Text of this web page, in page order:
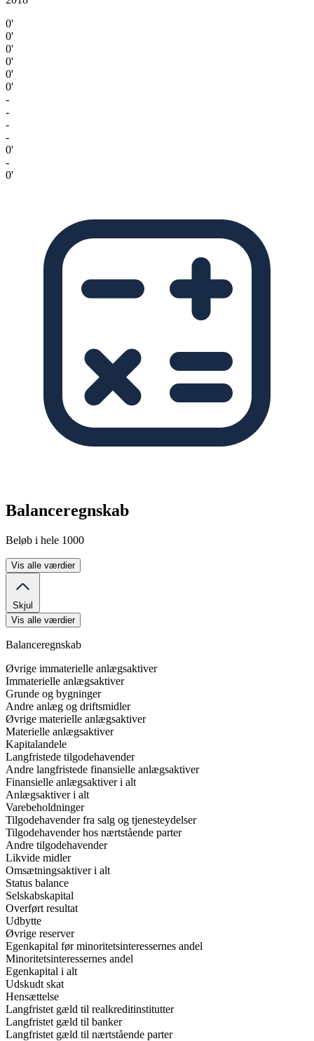
0'
0'
0'
0'
0'
0'
-
-
-
-
0'
-
0'
Balanceregnskab
Beløb i hele 1000
Vis alle værdier
Skjul
Vis alle værdier
Balanceregnskab
Øvrige immaterielle anlægsaktiver
Immaterielle anlægsaktiver
Grunde og bygninger
Andre anlæg og driftsmidler
Øvrige materielle anlægsaktiver
Materielle anlægsaktiver
Kapitalandele
Langfristede tilgodehavender
Andre langfristede finansielle anlægsaktiver
Finansielle anlægsaktiver i alt
Anlægsaktiver i alt
Varebeholdninger
Tilgodehavender fra salg og tjenesteydelser
Tilgodehavender hos nærtstående parter
Andre tilgodehavender
Likvide midler
Omsætningsaktiver i alt
Status balance
Selskabskapital
Overført resultat
Udbytte
Øvrige reserver
Egenkapital før minoritetsinteressernes andel
Minoritetsinteressernes andel
Egenkapital i alt
Udskudt skat
Hensættelse
Langfristet gæld til realkreditinstitutter
Langfristet gæld til banker
Langfristet gæld til nærtstående parter